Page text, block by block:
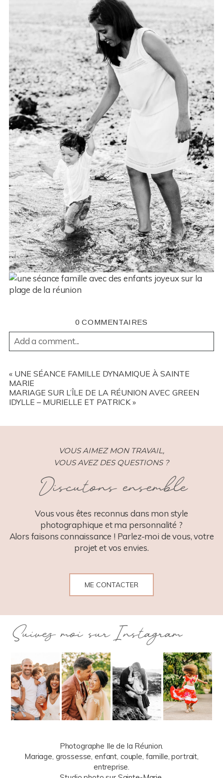
0 COMMENTAIRES
Add a comment...
REQUIRED FIELDS ARE MARKED *
« UNE SÉANCE FAMILLE DYNAMIQUE À SAINTE
MARIE
MARIAGE SUR L’ÎLE DE LA RÉUNION AVEC GREEN
IDYLLE – MURIELLE ET PATRICK »
VOUS AIMEZ MON TRAVAIL,
VOUS AVEZ DES QUESTIONS ?
Discutons ensemble
Vous vous êtes reconnus dans mon style
photographique et ma personnalité ?
Alors faisons connaissance ! Parlez-moi de vous, votre
projet et vos envies.
ME CONTACTER
Suivez moi sur Instagram
Photographe Ile de la Réunion.
Mariage, grossesse, enfant, couple, famille, portrait,
entreprise.